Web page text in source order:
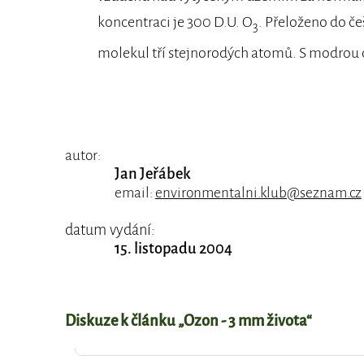
koncentraci je 300 D.U. O3. Přeloženo do
molekul tří stejnorodých atomů. S
autor:
Jan Jeřábek
email: environmentalni.klub@seznam.cz
datum vydání:
15. listopadu 2004
Diskuze k článku „Ozon - 3 mm života“